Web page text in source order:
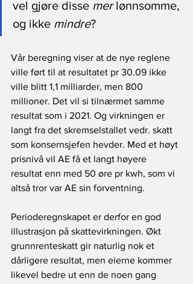
vel gjøre disse mer lønnsomme,
og ikke mindre?
Vår beregning viser at de nye reglene
ville ført til at resultatet pr 30.09 ikke
ville blitt 1,1 milliarder, men 800
millioner. Det vil si tilnærmet samme
resultat som i 2021. Og virkningen er
langt fra det skremselstallet vedr. skatt
som konsernsjefen hevder. Med et høyt
prisnivå vil AE få et langt høyere
resultat enn med 50 øre pr kwh, som vi
altså tror var AE sin forventning.
Perioderegnskapet er derfor en god
illustrasjon på skattevirkningen. Økt
grunnrenteskatt gir naturlig nok et
dårligere resultat, men eierne kommer
likevel bedre ut enn de noen gang